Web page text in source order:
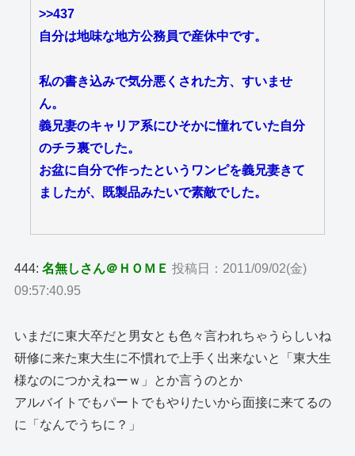
>>437
自分は地味な地方公務員で産休中です。
私の書き込みで気分悪くされた方、すいませ
ん。
義兄妻のキャリア系にひそかに憧れていた自分
のチラ裏でした。
お盆に自分で作ったというワンピを義兄妻きて
ましたが、既製品みたいで素敵でした。
444:名無しさん＠ＨＯＭＥ 投稿日：2011/09/02(金)
09:57:40.95
いまだに東大卒だと男女とも色々言われちゃうらしいね
研修に来た東大生に不慣れで上手く出来ないと「東大生
様なのにつかえねーｗ」とか言うのとか
アルバイトでもパートでもやりたいから面接に来てるの
に「なんでうちに？」